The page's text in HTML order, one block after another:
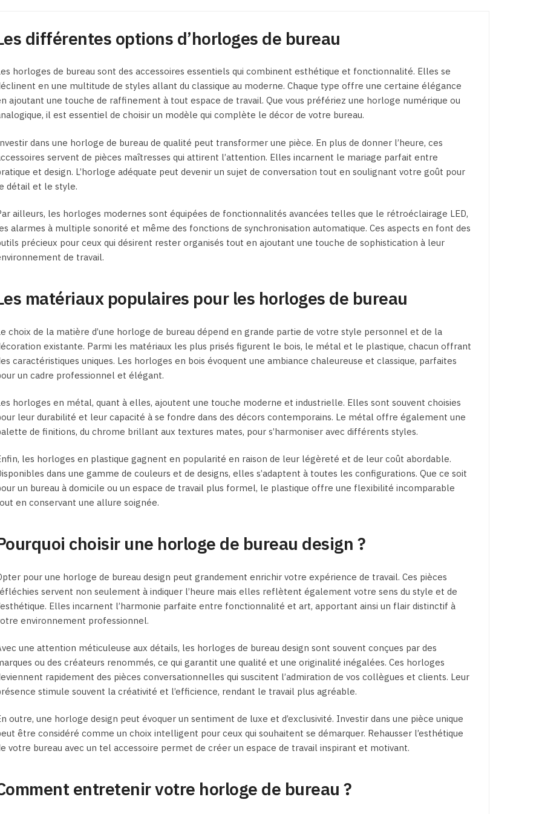
peuvent
être
choisies
la
page
produit
choisies
la
produit
différentes options d’horloges de bureau
horloges de bureau sont des accessoires essentiels qui combinent esthétique et fonctionnalité. Elles se
en une multitude de styles allant du classique au moderne. Chaque type offre une certaine élégance
ajoutant une touche de raffinement à tout espace de travail. Que vous préfériez une horloge numérique ou
il est essentiel de choisir un modèle qui complète le décor de votre bureau.
dans une horloge de bureau de qualité peut transformer une pièce. En plus de donner l’heure, ces
servent de pièces maîtresses qui attirent l’attention. Elles incarnent le mariage parfait entre
et design. L’horloge adéquate peut devenir un sujet de conversation tout en soulignant votre goût pour
détail et le style.
ailleurs, les horloges modernes sont équipées de fonctionnalités avancées telles que le rétroéclairage LED,
alarmes à multiple sonorité et même des fonctions de synchronisation automatique. Ces aspects en font des
précieux pour ceux qui désirent rester organisés tout en ajoutant une touche de sophistication à leur
de travail.
matériaux populaires pour les horloges de bureau
choix de la matière d’une horloge de bureau dépend en grande partie de votre style personnel et de la
existante. Parmi les matériaux les plus prisés figurent le bois, le métal et le plastique, chacun offrant
caractéristiques uniques. Les horloges en bois évoquent une ambiance chaleureuse et classique, parfaites
un cadre professionnel et élégant.
horloges en métal, quant à elles, ajoutent une touche moderne et industrielle. Elles sont souvent choisies
leur durabilité et leur capacité à se fondre dans des décors contemporains. Le métal offre également une
de finitions, du chrome brillant aux textures mates, pour s’harmoniser avec différents styles.
les horloges en plastique gagnent en popularité en raison de leur légèreté et de leur coût abordable.
dans une gamme de couleurs et de designs, elles s’adaptent à toutes les configurations. Que ce soit
un bureau à domicile ou un espace de travail plus formel, le plastique offre une flexibilité incomparable
en conservant une allure soignée.
choisir une horloge de bureau design ?
pour une horloge de bureau design peut grandement enrichir votre expérience de travail. Ces pièces
servent non seulement à indiquer l’heure mais elles reflètent également votre sens du style et de
Elles incarnent l’harmonie parfaite entre fonctionnalité et art, apportant ainsi un flair distinctif à
environnement professionnel.
une attention méticuleuse aux détails, les horloges de bureau design sont souvent conçues par des
ou des créateurs renommés, ce qui garantit une qualité et une originalité inégalées. Ces horloges
rapidement des pièces conversationnelles qui suscitent l’admiration de vos collègues et clients. Leur
stimule souvent la créativité et l’efficience, rendant le travail plus agréable.
outre, une horloge design peut évoquer un sentiment de luxe et d’exclusivité. Investir dans une pièce unique
être considéré comme un choix intelligent pour ceux qui souhaitent se démarquer. Rehausser l’esthétique
votre bureau avec un tel accessoire permet de créer un espace de travail inspirant et motivant.
entretenir votre horloge de bureau ?